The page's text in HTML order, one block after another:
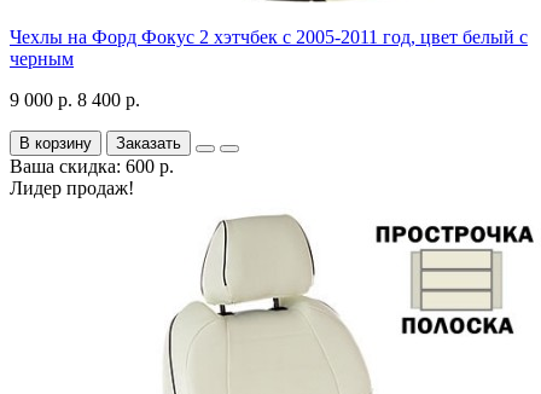
Чехлы на Форд Фокус 2 хэтчбек с 2005-2011 год, цвет белый с
черным
9 000 р. 8 400 р.
В корзину Заказать
Ваша скидка: 600 р.
Лидер продаж!